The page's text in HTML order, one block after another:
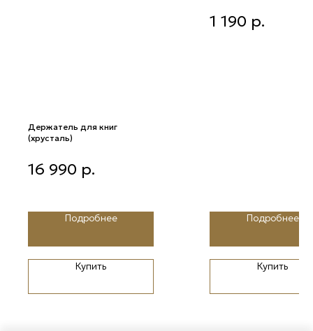
Держатель для книг
(хрусталь)
16 990 р.
Подробнее
Купить
сеточку с золотыми
шишечками 8 см
1 190 р.
Подробнее
Купить